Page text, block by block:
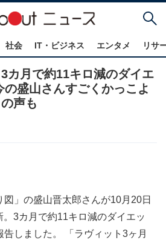
社会 IT・ビジネス エンタメ リサ
カ月で約11キロ減のダイエ
の盛山さんすごくかっこよ
声も
」の盛山晋太郎さんが10月20日
。3カ月で約11キロ減のダイエッ
告しました。 「ラヴィット3ヶ月